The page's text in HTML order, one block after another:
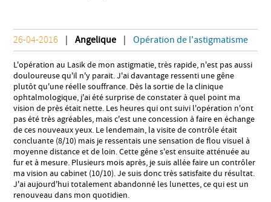
26-04-2016 |Angelique |Opération de l'astigmatisme
L'opération au Lasik de mon astigmatie, très rapide, n'est pas aussi
douloureuse qu'il n'y parait. J'ai davantage ressenti une gêne
plutôt qu'une réelle souffrance. Dès la sortie de la clinique
ophtalmologique, j'ai été surprise de constater à quel point ma
vision de près était nette. Les heures qui ont suivi l'opération n'ont
pas été très agréables, mais c'est une concession à faire en échange
de ces nouveaux yeux. Le lendemain, la visite de contrôle était
concluante (8/10) mais je ressentais une sensation de flou visuel à
moyenne distance et de loin. Cette gêne s'est ensuite atténuée au
fur et à mesure. Plusieurs mois après, je suis allée faire un contrôler
ma vision au cabinet (10/10). Je suis donc très satisfaite du résultat.
J'ai aujourd'hui totalement abandonné les lunettes, ce qui est un
renouveau dans mon quotidien.